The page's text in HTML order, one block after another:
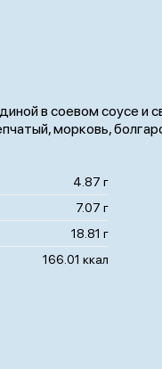
в соевом соусе и
морковь,
4.87 г
7.07 г
18.81 г
166.01 ккал